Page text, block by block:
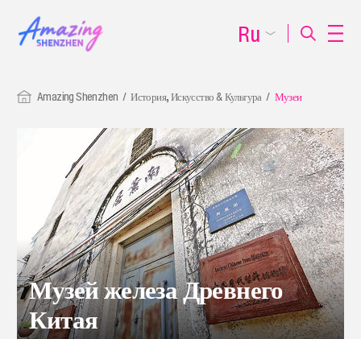
Amazing Shenzhen История, Искусство & Культура Музеи
Музей железа Древнего
Китая
Ru